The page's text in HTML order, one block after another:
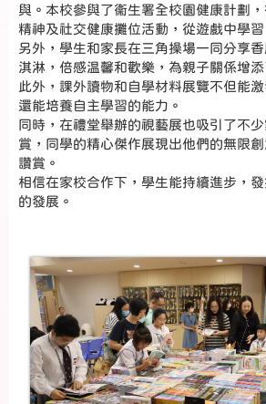
與。本校參與了衞生署全校園健康計劃
精神及社交健康攤位活動，從遊戲中學習
另外，學生和家長在三角操場一同分享
淇淋，倍感温馨和歡樂，為親子關係增添
此外，課外讀物和自學材料展覽不但能激
還能培養自主學習的能力。
同時，在禮堂舉辦的視藝展也吸引了不
賞，同學的精心傑作展現出他們的無限
讚賞。
相信在家校合作下，學生能持續進步，
的發展。